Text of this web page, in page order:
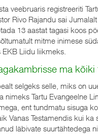
veebruaris registreeriti
Rivo Rajandu sai
13 aastat tagasi koos
mitme inimese
Liidu liikmeks.
ma kõiki
selgeks selle, miks on
nimeks Tartu Evangeelne
ent tundmatu sisuga
Vanas Testamendis kui
läbivate suurtähtedega